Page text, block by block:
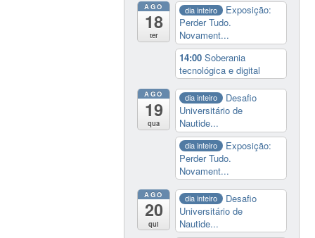
AGO
18
ter
dia inteiro
Exposição:
Perder Tudo.
Novament...
14:00Soberania
tecnológica e digital
AGO
19
qua
dia inteiro
Desafio
Universitário de
Nautide...
dia inteiro
Exposição:
Perder Tudo.
Novament...
AGO
20
qui
dia inteiro
Desafio
Universitário de
Nautide...